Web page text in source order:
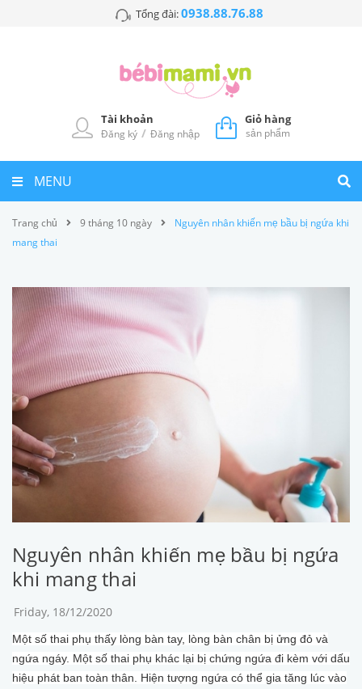
Tổng đài:0938.88.76.88
Tài khoản
Đăng ký / Đăng nhập
Giỏ hàng
sản phẩm
MENU
Trang chủ 9 tháng 10 ngày
Nguyên nhân khiến mẹ bầu bị ngứa khi
mang thai
Nguyên nhân khiến mẹ bầu bị ngứa
khi mang thai
Friday, 18/12/2020
Một số thai phụ thấy lòng bàn tay, lòng bàn chân bị ửng đỏ và
ngứa ngáy. Một số thai phụ khác lại bị chứng ngứa đi kèm với dấu
hiệu phát ban toàn thân. Hiện tượng ngứa có thể gia tăng lúc vào